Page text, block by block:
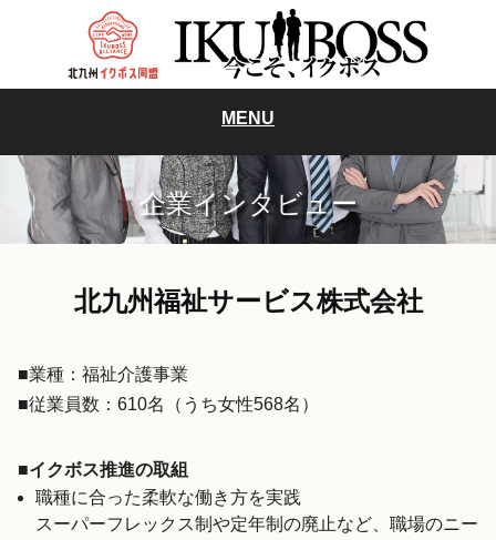
MENU
企業インタビュー
北九州福祉サービス株式会社
■業種：福祉介護事業
■従業員数：610名（うち女性568名）
■イクボス推進の取組
職種に合った柔軟な働き方を実践
スーパーフレックス制や定年制の廃止など、職場のニー